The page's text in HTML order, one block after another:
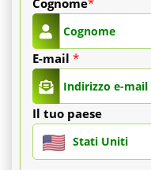
dispositivo
(camera
catetere).
Cognome*
E-mail *
Il tuo paese
Stati Uniti